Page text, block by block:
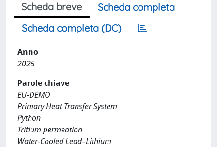
Scheda breve
Scheda completa
Scheda completa (DC)
Anno
2025
Parole chiave
EU-DEMO
Primary Heat Transfer System
Python
Tritium permeation
Water-Cooled Lead–Lithium